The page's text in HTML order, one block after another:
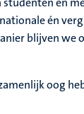
én
blijven we
oog